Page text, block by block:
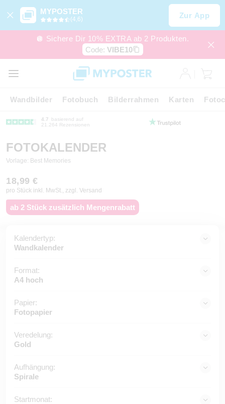
MYPOSTER
(4,6) Zur App
🪩 Sichere Dir 10% EXTRA ab 2 Produkten.
Code: VIBE10
Wandbilder Fotobuch Bilderrahmen Karten
4.7
basierend auf
21.264 Rezensionen
FOTOKALENDER
Vorlage: Best Memories
18,99 €
pro Stück inkl. MwSt., zzgl. Versand
ab 2 Stück zusätzlich Mengenrabatt
Kalendertyp:
Wandkalender
Format:
A4 hoch
Papier:
Fotopapier
Veredelung:
Gold
Aufhängung:
Spirale
Startmonat: